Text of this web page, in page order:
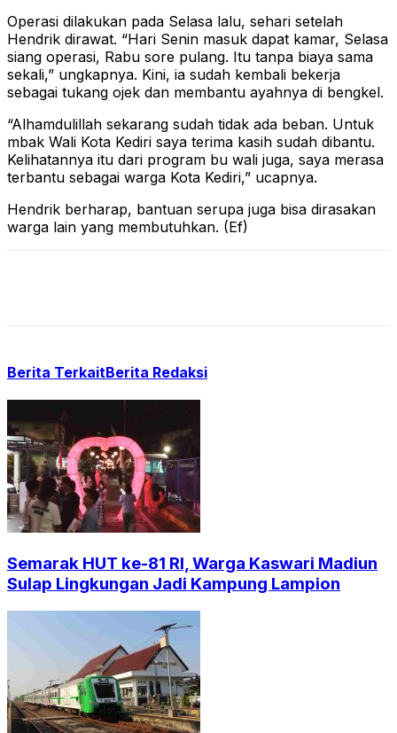
Operasi dilakukan pada Selasa lalu, sehari setelah
Hendrik dirawat. “Hari Senin masuk dapat kamar, Selasa
siang operasi, Rabu sore pulang. Itu tanpa biaya sama
sekali,” ungkapnya. Kini, ia sudah kembali bekerja
sebagai tukang ojek dan membantu ayahnya di bengkel.
“Alhamdulillah sekarang sudah tidak ada beban. Untuk
mbak Wali Kota Kediri saya terima kasih sudah dibantu.
Kelihatannya itu dari program bu wali juga, saya merasa
terbantu sebagai warga Kota Kediri,” ucapnya.
Hendrik berharap, bantuan serupa juga bisa dirasakan
warga lain yang membutuhkan. (Ef)
Berita TerkaitBerita Redaksi
Semarak HUT ke-81 RI, Warga Kaswari Madiun
Sulap Lingkungan Jadi Kampung Lampion